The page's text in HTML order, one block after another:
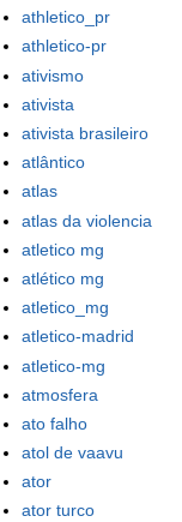
athletico_pr
athletico-pr
ativismo
ativista
ativista brasileiro
atlântico
atlas
atlas da violencia
atletico mg
atlético mg
atletico_mg
atletico-madrid
atletico-mg
atmosfera
ato falho
atol de vaavu
ator
ator turco